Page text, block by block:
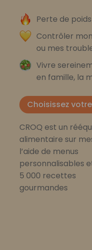
Perte de poids
Contrôler
ou mes
Vivre
en famille, la
Choisissez
CROQ est un
alimentaire sur
l’aide de menus
personnalisables
5 000 recettes
gourmandes